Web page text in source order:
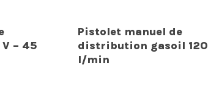
– 45
Pistolet manuel de
distribution gasoil 120
l/min